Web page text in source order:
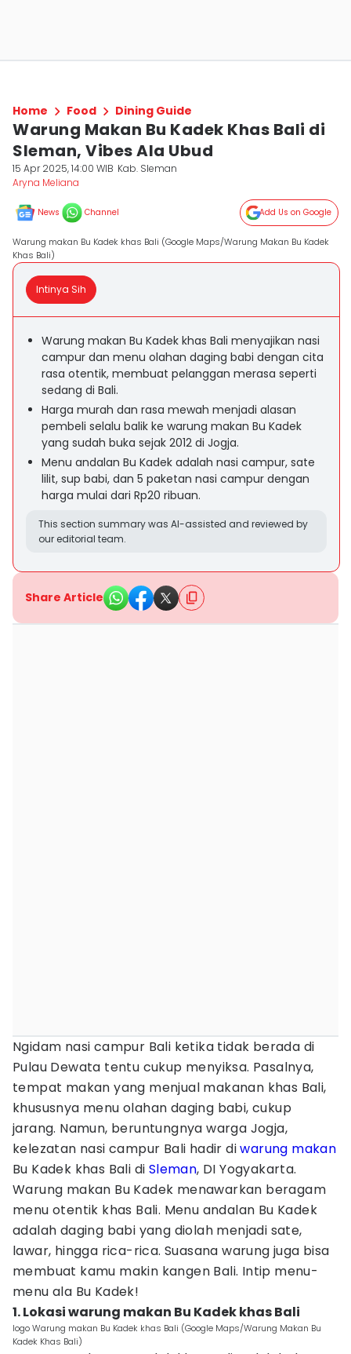
Home Food Dining Guide
Warung Makan Bu Kadek Khas Bali di
Sleman, Vibes Ala Ubud
15 Apr 2025, 14:00 WIB Kab. Sleman
Aryna Meliana
News Channel Add Us on Google
Warung makan Bu Kadek khas Bali (Google Maps/Warung Makan Bu Kadek
Khas Bali)
Intinya Sih
Warung makan Bu Kadek khas Bali menyajikan nasi
campur dan menu olahan daging babi dengan cita
rasa otentik, membuat pelanggan merasa seperti
sedang di Bali.
Harga murah dan rasa mewah menjadi alasan
pembeli selalu balik ke warung makan Bu Kadek
yang sudah buka sejak 2012 di Jogja.
Menu andalan Bu Kadek adalah nasi campur, sate
lilit, sup babi, dan 5 paketan nasi campur dengan
harga mulai dari Rp20 ribuan.
This section summary was AI-assisted and reviewed by
our editorial team.
Share Article
Ngidam nasi campur Bali ketika tidak berada di
Pulau Dewata tentu cukup menyiksa. Pasalnya,
tempat makan yang menjual makanan khas Bali,
khususnya menu olahan daging babi, cukup
jarang. Namun, beruntungnya warga Jogja,
kelezatan nasi campur Bali hadir diwarung makan
Bu Kadek khas Bali di Sleman, DI Yogyakarta.
Warung makan Bu Kadek menawarkan beragam
menu otentik khas Bali. Menu andalan Bu Kadek
adalah daging babi yang diolah menjadi sate,
lawar, hingga rica-rica. Suasana warung juga bisa
membuat kamu makin kangen Bali. Intip menu-
menu ala Bu Kadek!
1. Lokasi warung makan Bu Kadek khas Bali
logo Warung makan Bu Kadek khas Bali (Google Maps/Warung Makan Bu
Kadek Khas Bali)